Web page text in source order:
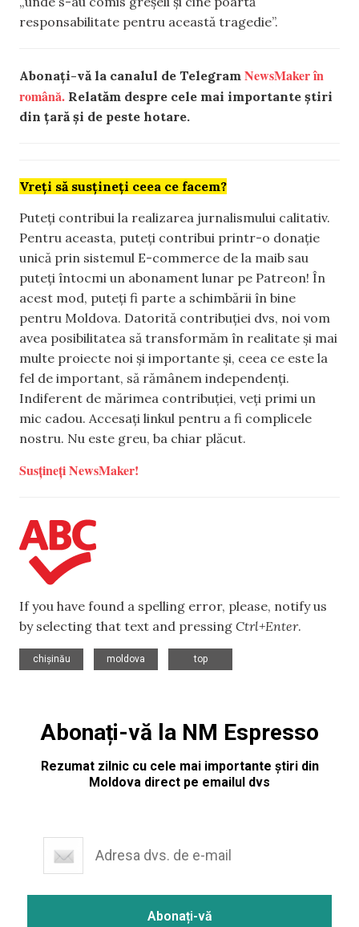
responsabilitate pentru această tragedie”.
Abonați-vă la canalul de Telegram NewsMaker în
română. Relatăm despre cele mai importante știri
din țară și de peste hotare.
Vreți să susțineți ceea ce facem?
Puteți contribui la realizarea jurnalismului calitativ.
Pentru aceasta, puteți contribui printr-o donație
unică prin sistemul E-commerce de la maib sau
puteți întocmi un abonament lunar pe Patreon! În
acest mod, puteți fi parte a schimbării în bine
pentru Moldova. Datorită contribuției dvs, noi vom
avea posibilitatea să transformăm în realitate și mai
multe proiecte noi și importante și, ceea ce este la
fel de important, să rămânem independenți.
Indiferent de mărimea contribuției, veți primi un
mic cadou. Accesați linkul pentru a fi complicele
nostru. Nu este greu, ba chiar plăcut.
Susțineți NewsMaker!
If you have found a spelling error, please, notify us
by selecting that text and pressing Ctrl+Enter.
chișinău
moldova
top
Abonați-vă la NM Espresso
Rezumat zilnic cu cele mai importante știri din
Moldova direct pe emailul dvs